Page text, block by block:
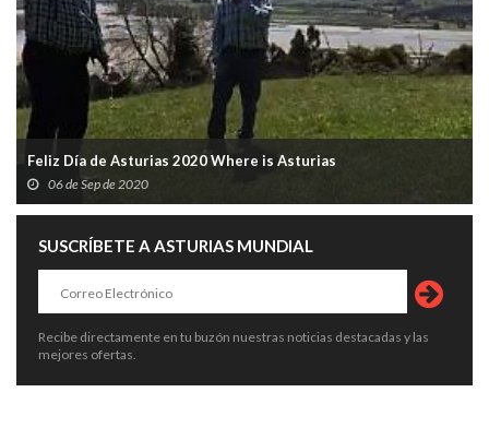
Feliz Día de Asturias 2020 Where is Asturias
06 de Sep de 2020
SUSCRÍBETE A ASTURIAS MUNDIAL
Recibe directamente en tu buzón nuestras noticias destacadas y las
mejores ofertas.